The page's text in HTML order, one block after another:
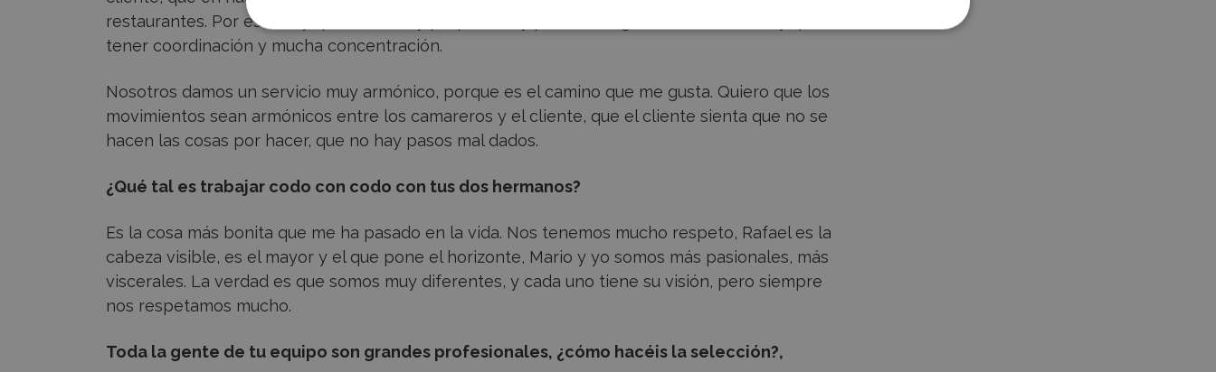
restaurantes. Por esto hay que estar muy preparado, y para conseguirlo sobre todo hay que
tener coordinación y mucha concentración.
Nosotros damos un servicio muy armónico, porque es el camino que me gusta. Quiero que los
movimientos sean armónicos entre los camareros y el cliente, que el cliente sienta que no se
hacen las cosas por hacer, que no hay pasos mal dados.
¿Qué tal es trabajar codo con codo con tus dos hermanos?
Es la cosa más bonita que me ha pasado en la vida. Nos tenemos mucho respeto, Rafael es la
cabeza visible, es el mayor y el que pone el horizonte, Mario y yo somos más pasionales, más
viscerales. La verdad es que somos muy diferentes, y cada uno tiene su visión, pero siempre
nos respetamos mucho.
Toda la gente de tu equipo son grandes profesionales, ¿cómo hacéis la selección?,